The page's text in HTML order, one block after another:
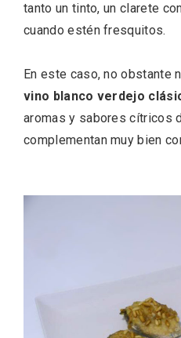
tanto un tinto, un clarete
cuando estén fresquitos.
En este caso, no obstante
vino blanco verdejo
aromas y sabores cítricos
complementan muy bien
La zonificación
de la Ruta del Vino